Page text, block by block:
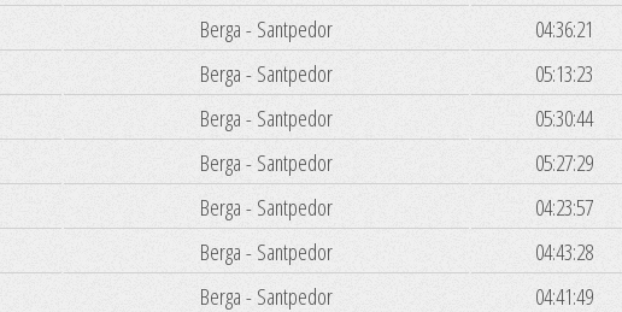
Berga - Santpedor
04:36:21
Berga - Santpedor
05:13:23
Berga - Santpedor
05:30:44
Berga - Santpedor
05:27:29
Berga - Santpedor
04:23:57
Berga - Santpedor
04:43:28
Berga - Santpedor
04:41:49